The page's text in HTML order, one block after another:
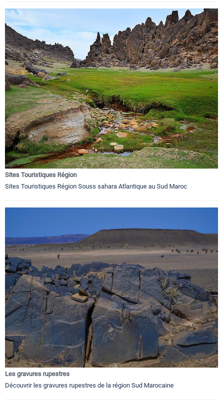
Sites Touristiques Région
Sites Touristiques Région Souss sahara Atlantique au Sud Maroc
Les gravures rupestres
Découvrir les gravures rupestres de la région Sud Marocaine